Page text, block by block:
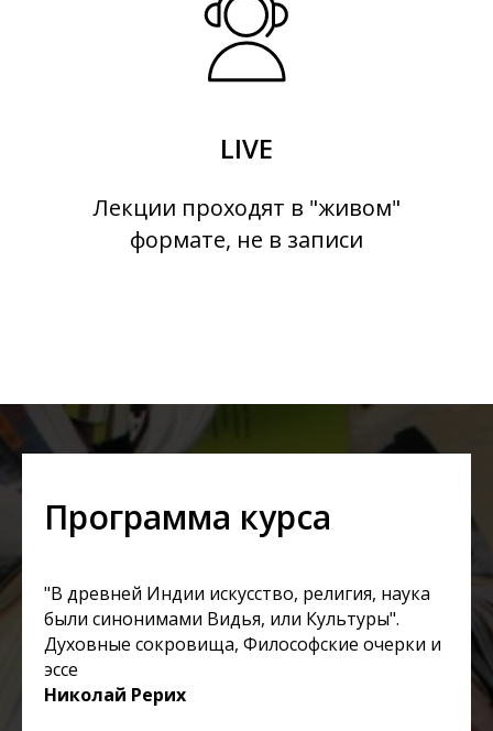
LIVE
Лекции проходят в "живом"
формате, не в записи
Программа курса
"В древней Индии искусство, религия, наука
были синонимами Видья, или Культуры".
Духовные сокровища, Философские очерки и
эссе
Николай Рерих